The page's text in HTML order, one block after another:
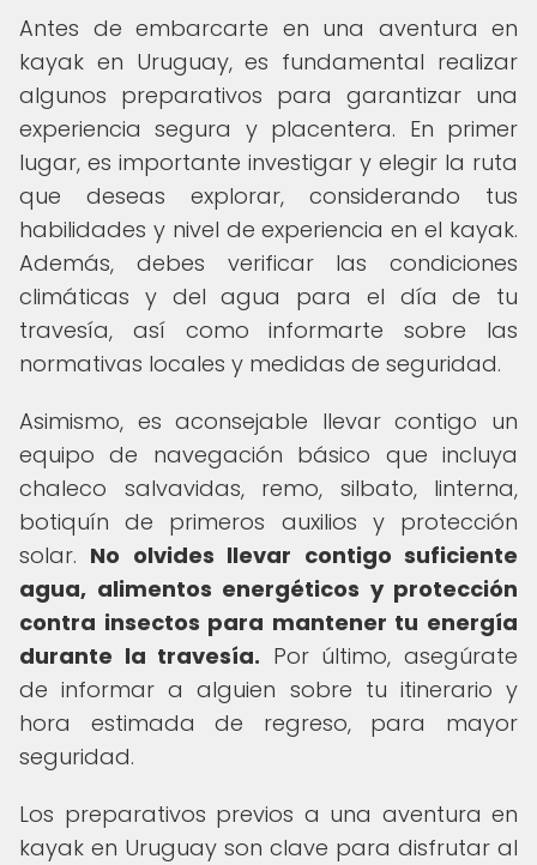
Antes de embarcarte en una aventura en
kayak en Uruguay, es fundamental realizar
algunos preparativos para garantizar una
experiencia segura y placentera. En primer
lugar, es importante investigar y elegir la ruta
que deseas explorar, considerando tus
habilidades y nivel de experiencia en el kayak.
Además, debes verificar las condiciones
climáticas y del agua para el día de tu
travesía, así como informarte sobre las
normativas locales y medidas de seguridad.
Asimismo, es aconsejable llevar contigo un
equipo de navegación básico que incluya
chaleco salvavidas, remo, silbato, linterna,
botiquín de primeros auxilios y protección
solar. No olvides llevar contigo suficiente
agua, alimentos energéticos y protección
contra insectos para mantener tu energía
durante la travesía. Por último, asegúrate
de informar a alguien sobre tu itinerario y
hora estimada de regreso, para mayor
seguridad.
Los preparativos previos a una aventura en
kayak en Uruguay son clave para disfrutar al